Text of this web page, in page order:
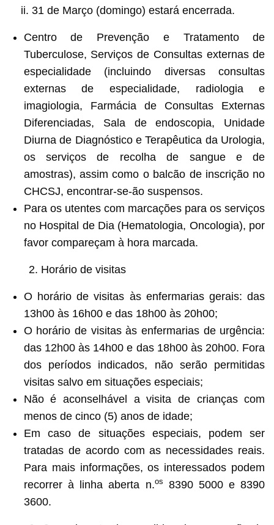
31 de Março (domingo) estará encerrada.
Centro de Prevenção e Tratamento de
Tuberculose, Serviços de Consultas externas de
especialidade (incluindo diversas consultas
externas de especialidade, radiologia e
imagiologia, Farmácia de Consultas Externas
Diferenciadas, Sala de endoscopia, Unidade
Diurna de Diagnóstico e Terapêutica da Urologia,
os serviços de recolha de sangue e de
amostras), assim como o balcão de inscrição no
CHCSJ, encontrar-se-ão suspensos.
Para os utentes com marcações para os serviços
no Hospital de Dia (Hematologia, Oncologia), por
favor compareçam à hora marcada.
2. Horário de visitas
O horário de visitas às enfermarias gerais: das
13h00 às 16h00 e das 18h00 às 20h00;
O horário de visitas às enfermarias de urgência:
das 12h00 às 14h00 e das 18h00 às 20h00. Fora
dos períodos indicados, não serão permitidas
visitas salvo em situações especiais;
Não é aconselhável a visita de crianças com
menos de cinco (5) anos de idade;
Em caso de situações especiais, podem ser
tratadas de acordo com as necessidades reais.
Para mais informações, os interessados podem
recorrer à linha aberta n.os
8390 5000 e 8390
3600.